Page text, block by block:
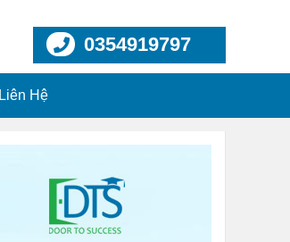
0354919797
Liên Hệ